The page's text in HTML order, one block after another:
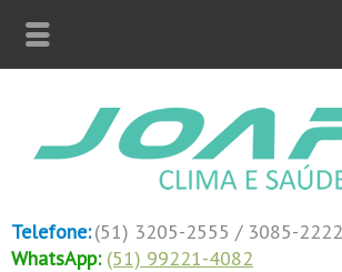
Telefone:(51) 3205-2555 / 3085-2222
WhatsApp: (51) 99221-4082